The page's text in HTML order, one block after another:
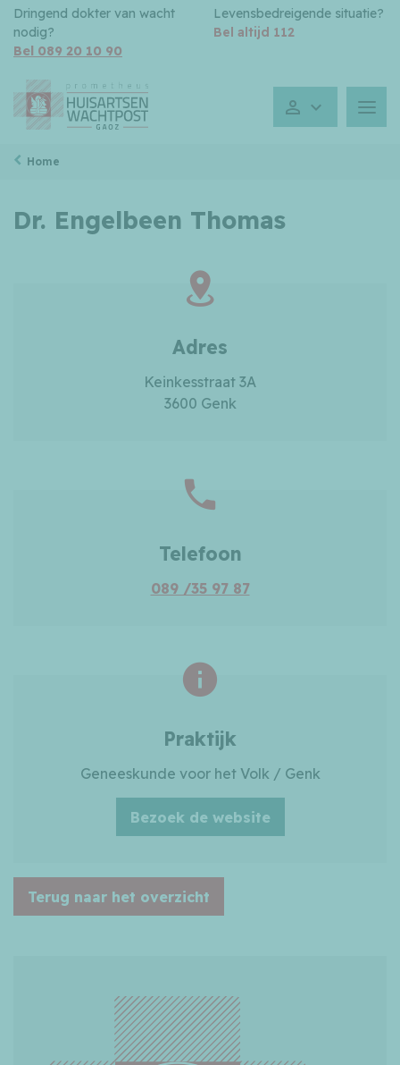
Dringend dokter van wacht
nodig?
Bel 089 20 10 90
Levensbedreigende situatie?
Bel altijd 112
GeslotenMenu
Home
Dr. Engelbeen Thomas
Adres
Keinkesstraat 3A
3600 Genk
Telefoon
089 /35 97 87
Praktijk
Geneeskunde voor het Volk / Genk
Bezoek de website
Terug naar het overzicht